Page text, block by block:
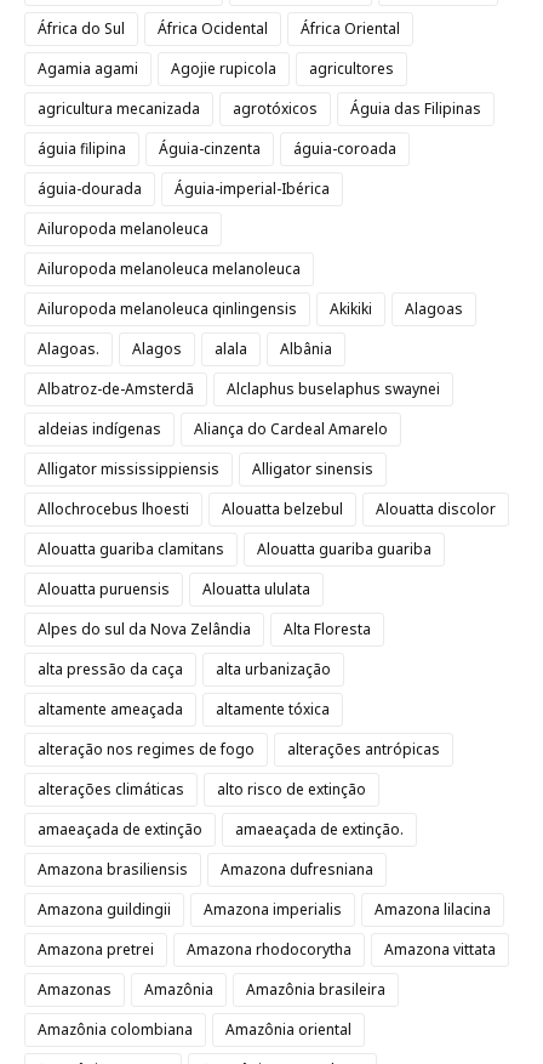
África do Sul
África Ocidental
África Oriental
Agamia agami
Agojie rupicola
agricultores
agricultura mecanizada
agrotóxicos
Águia das Filipinas
águia filipina
Águia-cinzenta
águia-coroada
águia-dourada
Águia-imperial-Ibérica
Ailuropoda melanoleuca
Ailuropoda melanoleuca melanoleuca
Ailuropoda melanoleuca qinlingensis
Akikiki
Alagoas
Alagoas.
Alagos alala
Albânia
Albatroz-de-Amsterdã
Alclaphus buselaphus swaynei
aldeias indígenas
Aliança do Cardeal Amarelo
Alligator mississippiensis
Alligator sinensis
Allochrocebus lhoesti
Alouatta belzebul
Alouatta discolor
Alouatta guariba clamitans
Alouatta guariba guariba
Alouatta puruensis
Alouatta ululata
Alpes do sul da Nova Zelândia
Alta Floresta
alta pressão da caça
alta urbanização
altamente ameaçada
altamente tóxica
alteração nos regimes de fogo
alterações antrópicas
alterações climáticas
alto risco de extinção
amaeaçada de extinção
amaeaçada de extinção.
Amazona brasiliensis
Amazona dufresniana
Amazona guildingii
Amazona imperialis
Amazona lilacina
Amazona pretrei
Amazona rhodocorytha
Amazona vittata
Amazonas
Amazônia
Amazônia brasileira
Amazônia colombiana
Amazônia oriental